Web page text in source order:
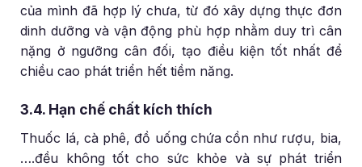
của mình đã hợp lý chưa, từ đó xây dựng thực đơn
dinh dưỡng và vận động phù hợp nhằm duy trì cân
nặng ở ngưỡng cân đối, tạo điều kiện tốt nhất để
chiều cao phát triển hết tiềm năng.
3.4. Hạn chế chất kích thích
Thuốc lá, cà phê, đồ uống chứa cồn như rượu, bia,
….đều không tốt cho sức khỏe và sự phát triển